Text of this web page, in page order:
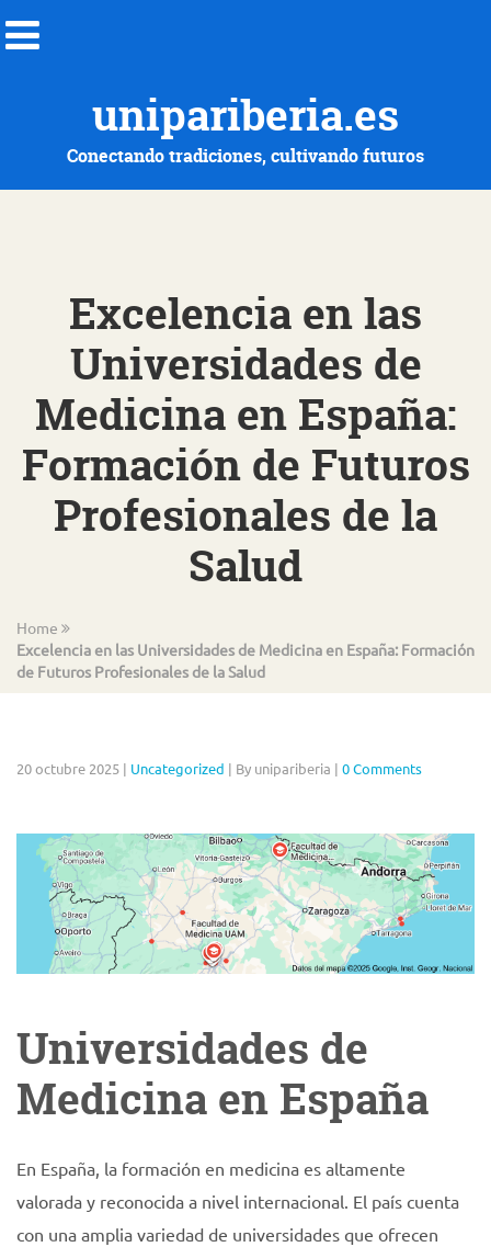
unipariberia.es
Conectando tradiciones, cultivando futuros
Excelencia en las
Universidades de
Medicina en España:
Formación de Futuros
Profesionales de la
Salud
Home
Excelencia en las Universidades de Medicina en España: Formación
de Futuros Profesionales de la Salud
20 octubre 2025 | Uncategorized | By unipariberia | 0 Comments
Universidades de
Medicina en España
En España, la formación en medicina es altamente
valorada y reconocida a nivel internacional. El país cuenta
con una amplia variedad de universidades que ofrecen